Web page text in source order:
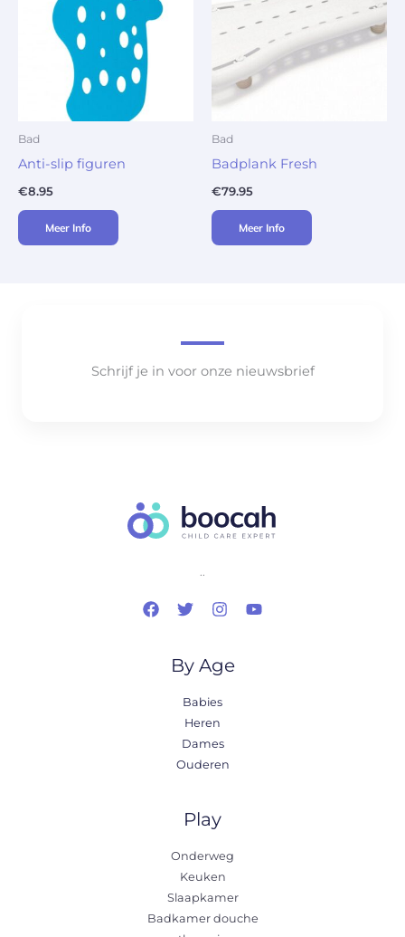
Bad
Anti-slip figuren
€8.95
Meer Info
Bad
Badplank Fresh
€79.95
Meer Info
Schrijf je in voor onze nieuwsbrief
..
By Age
Babies
Heren
Dames
Ouderen
Play
Onderweg
Keuken
Slaapkamer
Badkamer douche